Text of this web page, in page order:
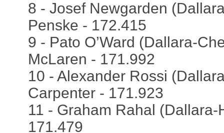
8 - Josef Newgarden
Penske - 172.415
9 - Pato O’Ward (Dallara-
McLaren - 171.992
10 - Alexander Rossi
Carpenter - 171.923
11 - Graham Rahal
171.479